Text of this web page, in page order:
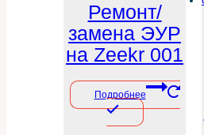
Ремонт/
замена ЭУР
на Zeekr 001
Подробнее